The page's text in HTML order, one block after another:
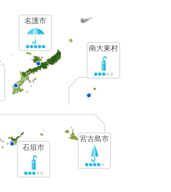
石垣市
名護市
宮古島市
南大東村